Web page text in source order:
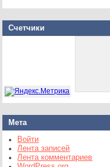
Счетчики
Мета
Войти
Лента записей
Лента комментариев